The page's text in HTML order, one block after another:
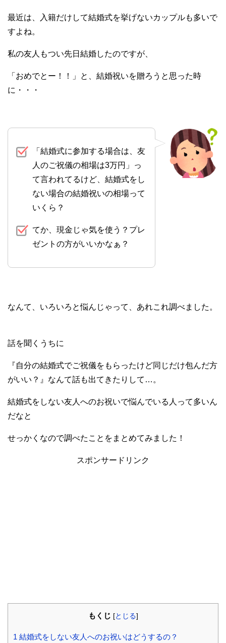
最近は、入籍だけして結婚式を挙げないカップルも多いで
すよね。
私の友人もつい先日結婚したのですが、
「おめでとー！！」と、結婚祝いを贈ろうと思った時
に・・・
「結婚式に参加する場合は、友
人のご祝儀の相場は3万円」っ
て言われてるけど、結婚式をし
ない場合の結婚祝いの相場って
いくら？
てか、現金じゃ気を使う？プレ
ゼントの方がいいかなぁ？
なんて、いろいろと悩んじゃって、あれこれ調べました。
話を聞くうちに
『自分の結婚式でご祝儀をもらったけど同じだけ包んだ方
がいい？』なんて話も出てきたりして…。
結婚式をしない友人へのお祝いで悩んでいる人って多いん
だなと
せっかくなので調べたことをまとめてみました！
スポンサードリンク
もくじ [とじる]
1 結婚式をしない友人へのお祝いはどうするの？